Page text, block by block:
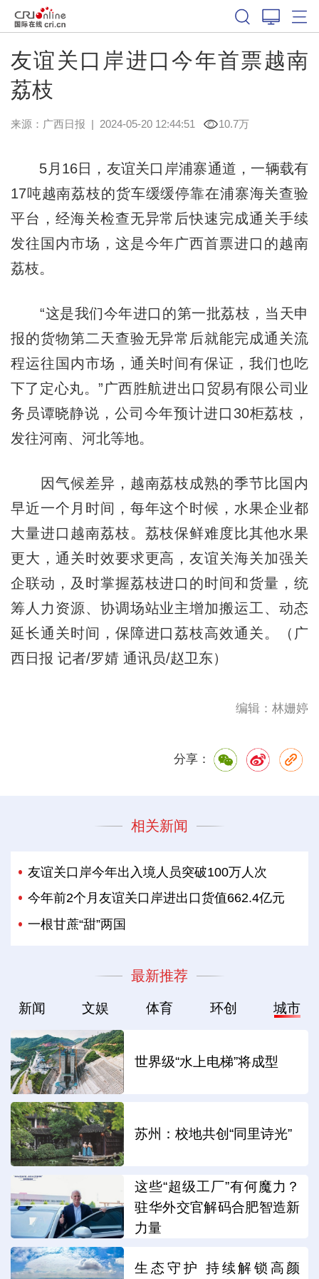
友谊关口岸进口今年首票越南
荔枝
来源： 广西日报 | 2024-05-20 12:44:51 10.7万
5月16日，友谊关口岸浦寨通道，一辆载有
17吨越南荔枝的货车缓缓停靠在浦寨海关查验
平台，经海关检查无异常后快速完成通关手续
发往国内市场，这是今年广西首票进口的越南
荔枝。
“这是我们今年进口的第一批荔枝，当天申
报的货物第二天查验无异常后就能完成通关流
程运往国内市场，通关时间有保证，我们也吃
下了定心丸。”广西胜航进出口贸易有限公司业
务员谭晓静说，公司今年预计进口30柜荔枝，
发往河南、河北等地。
因气候差异，越南荔枝成熟的季节比国内
早近一个月时间，每年这个时候，水果企业都
大量进口越南荔枝。荔枝保鲜难度比其他水果
更大，通关时效要求更高，友谊关海关加强关
企联动，及时掌握荔枝进口的时间和货量，统
筹人力资源、协调场站业主增加搬运工、动态
延长通关时间，保障进口荔枝高效通关。（广
西日报 记者/罗婧 通讯员/赵卫东）
编辑：林姗婷
分享：
相关新闻
友谊关口岸今年出入境人员突破100万人次
今年前2个月友谊关口岸进出口货值662.4亿元
一根甘蔗“甜”两国
最新推荐
新闻 文娱 体育 环创 城市
世界级“水上电梯”将成型
苏州：校地共创“同里诗光”
这些“超级工厂”有何魔力？
驻华外交官解码合肥智造新
力量
生态守护 持续解锁高颜